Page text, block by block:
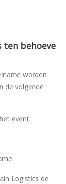
ten behoeve
worden
de volgende
event.
Logistics de